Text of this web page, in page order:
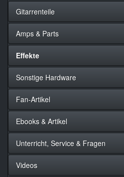
Gitarrenteile
Amps & Parts
Effekte
Sonstige Hardware
Fan-Artikel
Ebooks & Artikel
Unterricht, Service & Fragen
Videos